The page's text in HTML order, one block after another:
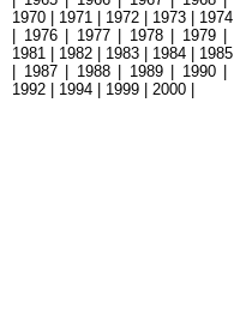
1970
1971 1972 1973 1974
1976| 1977| 1978| 1979|
1981
1982 1983 1984 1985
1987| 1988| 1989| 1990|
1992
1994 1999 2000